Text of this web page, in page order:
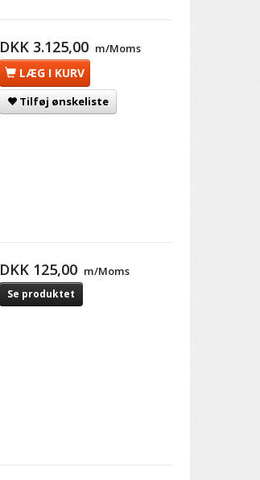
DKK 3.125,00 m/Moms
LÆG I KURV
Tilføj ønskeliste
DKK 125,00 m/Moms
Se produktet